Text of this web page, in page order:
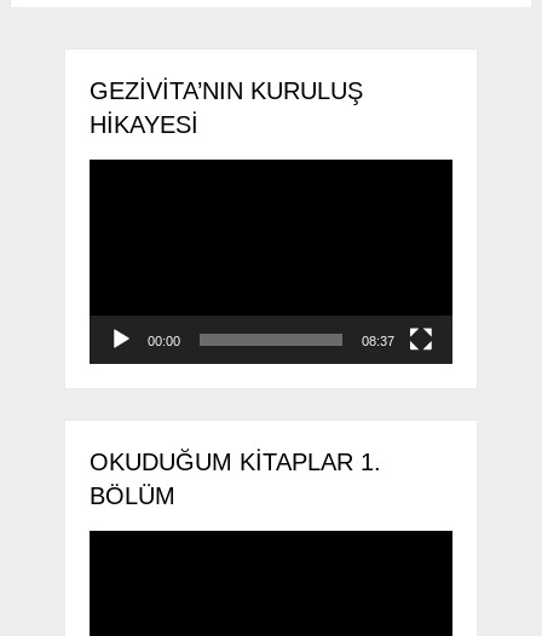
GEZIVITA’NIN KURULUŞ
HIKAYESI
00:00 08:37
OKUDUĞUM KITAPLAR 1.
BÖLÜM